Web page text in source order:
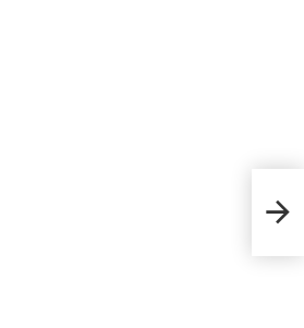
το